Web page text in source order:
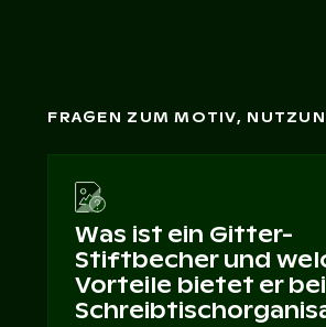
FRAGEN ZUM MOTIV,
Was ist ein Gitter-
Stiftbecher und
Vorteile bietet er